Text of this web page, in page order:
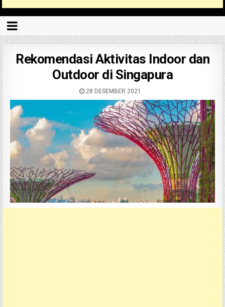
Rekomendasi Aktivitas Indoor dan
Outdoor di Singapura
28 DESEMBER 2021